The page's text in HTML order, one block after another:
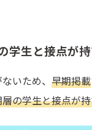
学生と接点が
いため、 早期掲載
の学生と接点が